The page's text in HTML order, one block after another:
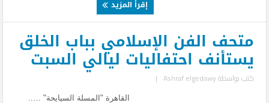
إقرأ المزيد
متحف الفن الإسلامي بباب الخلق
يستأنف احتفاليات ليالي السبت
كتب بواسطةAshraf elgedawy
|
القاهرة "المسلة السيايحة" …..